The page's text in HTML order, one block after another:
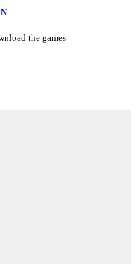
the games